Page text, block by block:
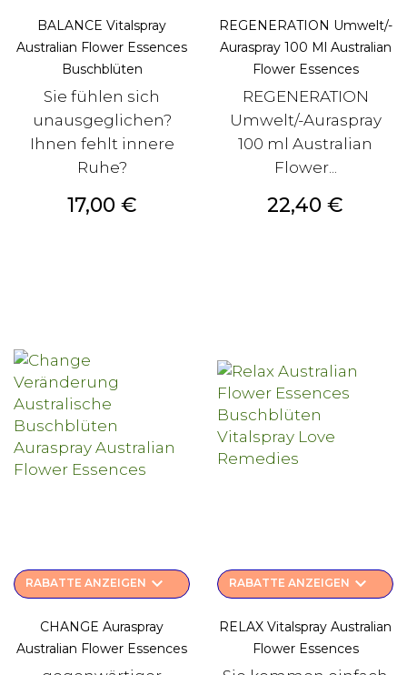
BALANCE Vitalspray
Australian Flower Essences
Buschblüten
Sie fühlen sich
unausgeglichen?
Ihnen fehlt innere
Ruhe?
Preis
17,00 €
REGENERATION Umwelt/-
Auraspray 100 Ml Australian
Flower Essences
REGENERATION
Umwelt/-Auraspray
100 ml Australian
Flower...
Preis
22,40 €
RABATTE ANZEIGEN keyboard_arrow_down
CHANGE Auraspray
Australian Flower Essences
RABATTE ANZEIGEN keyboard_arrow_down
RELAX Vitalspray Australian
Flower Essences